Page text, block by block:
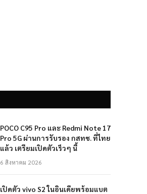
POCO C95 Pro และ Redmi Note 17
Pro 5G ผ่านการรับรอง กสทช. ที่ไทย
แล้ว เตรียมเปิดตัวเร็วๆ นี้
6 สิงหาคม 2026
เปิดตัว vivo S2 ในอินเดียพร้อมแบต